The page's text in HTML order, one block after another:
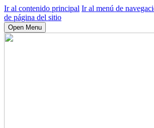
Ir al contenido principal Ir al menú de
de página del sitio
Open Menu